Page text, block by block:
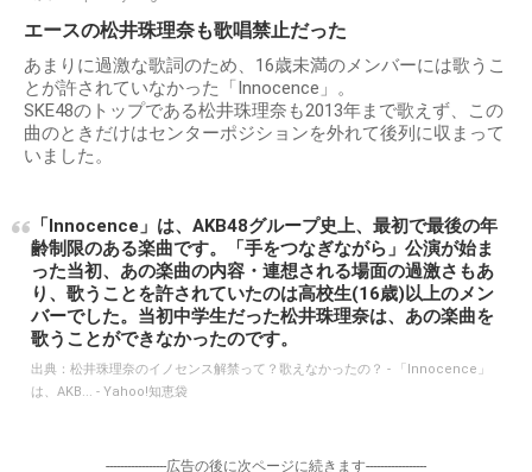
エースの松井珠理奈も歌唱禁止だった
あまりに過激な歌詞のため、16歳未満のメンバーには歌うこ
とが許されていなかった「Innocence」。
SKE48のトップである松井珠理奈も2013年まで歌えず、この
曲のときだけはセンターポジションを外れて後列に収まって
いました。
「Innocence」は、AKB48グループ史上、最初で最後の年
齢制限のある楽曲です。「手をつなぎながら」公演が始ま
った当初、あの楽曲の内容・連想される場面の過激さもあ
り、歌うことを許されていたのは高校生(16歳)以上のメン
バーでした。当初中学生だった松井珠理奈は、あの楽曲を
歌うことができなかったのです。
出典： 松井珠理奈のイノセンス解禁って？歌えなかったの？ - 「Innocence」
は、AKB... - Yahoo!知恵袋
-----------------広告の後に次ページに続きます-----------------